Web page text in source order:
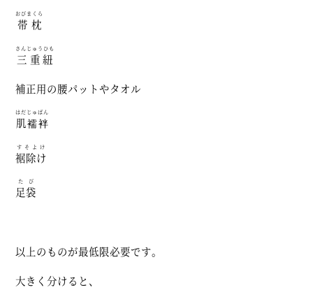
帯枕
おびまくら
三重紐
さんじゅうひも
補正用の腰パットやタオル
肌襦袢
はだじゅばん
裾除け
すそよけ
足袋
たび
以上のものが最低限必要です。
大きく分けると、